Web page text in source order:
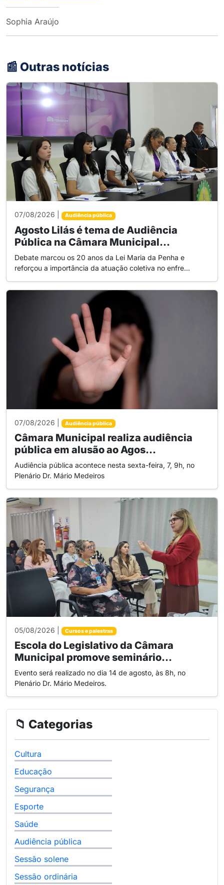
Sophia Araújo
📰 Outras notícias
07/08/2026 | Audiência pública
Agosto Lilás é tema de Audiência
Pública na Câmara Municipal...
Debate marcou os 20 anos da Lei Maria da Penha e
reforçou a importância da atuação coletiva no enfre...
07/08/2026 | Audiência pública
Câmara Municipal realiza audiência
pública em alusão ao Agos...
Audiência pública acontece nesta sexta-feira, 7, 9h, no
Plenário Dr. Mário Medeiros
05/08/2026 | Cursos e palestras
Escola do Legislativo da Câmara
Municipal promove seminário...
Evento será realizado no dia 14 de agosto, às 8h, no
Plenário Dr. Mário Medeiros.
📁 Categorias
Cultura
Educação
Segurança
Esporte
Saúde
Audiência pública
Sessão solene
Sessão ordinária